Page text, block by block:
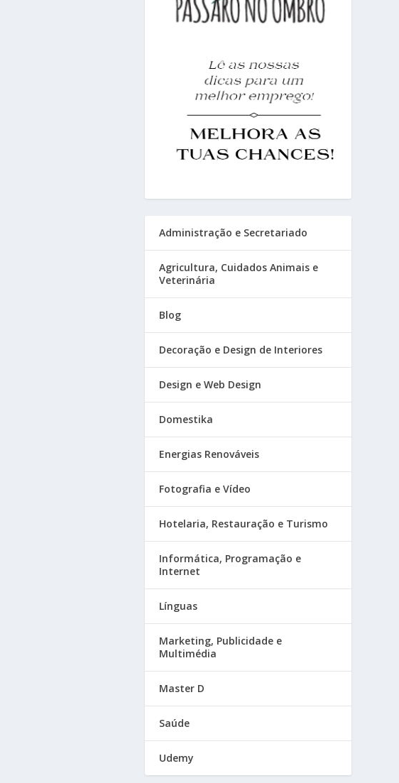
Administração e Secretariado
Agricultura, Cuidados Animais e
Veterinária
Blog
Decoração e Design de Interiores
Design e Web Design
Domestika
Energias Renováveis
Fotografia e Vídeo
Hotelaria, Restauração e Turismo
Informática, Programação e
Internet
Línguas
Marketing, Publicidade e
Multimédia
Master D
Saúde
Udemy